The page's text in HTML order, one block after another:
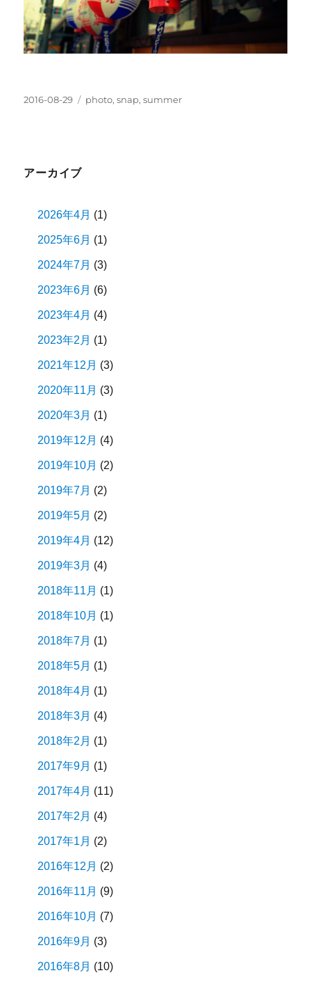
投
2016-08-29
タ
photo,snap,summer
アーカイブ
2026年4月 (1)
2025年6月 (1)
2024年7月 (3)
2023年6月 (6)
2023年4月 (4)
2023年2月 (1)
2021年12月 (3)
2020年11月 (3)
2020年3月 (1)
2019年12月 (4)
2019年10月 (2)
2019年7月 (2)
2019年5月 (2)
2019年4月 (12)
2019年3月 (4)
2018年11月 (1)
2018年10月 (1)
2018年7月 (1)
2018年5月 (1)
2018年4月 (1)
2018年3月 (4)
2018年2月 (1)
2017年9月 (1)
2017年4月 (11)
2017年2月 (4)
2017年1月 (2)
2016年12月 (2)
2016年11月 (9)
2016年10月 (7)
2016年9月 (3)
2016年8月 (10)